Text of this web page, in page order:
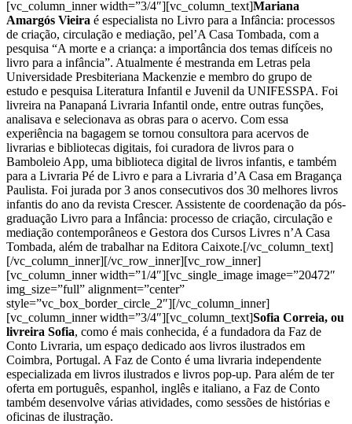
[vc_column_inner width=”3/4″][vc_column_text]Mariana
Amargós Vieira é especialista no Livro para a Infância: processos
de criação, circulação e mediação, pel’A Casa Tombada, com a
pesquisa “A morte e a criança: a importância dos temas difíceis no
livro para a infância”. Atualmente é mestranda em Letras pela
Universidade Presbiteriana Mackenzie e membro do grupo de
estudo e pesquisa Literatura Infantil e Juvenil da UNIFESSPA. Foi
livreira na Panapaná Livraria Infantil onde, entre outras funções,
analisava e selecionava as obras para o acervo. Com essa
experiência na bagagem se tornou consultora para acervos de
livrarias e bibliotecas digitais, foi curadora de livros para o
Bamboleio App, uma biblioteca digital de livros infantis, e também
para a Livraria Pé de Livro e para a Livraria d’A Casa em Bragança
Paulista. Foi jurada por 3 anos consecutivos dos 30 melhores livros
infantis do ano da revista Crescer. Assistente de coordenação da pós-
graduação Livro para a Infância: processo de criação, circulação e
mediação contemporâneos e Gestora dos Cursos Livres n’A Casa
Tombada, além de trabalhar na Editora Caixote.[/vc_column_text]
[/vc_column_inner][/vc_row_inner][vc_row_inner]
[vc_column_inner width=”1/4″][vc_single_image image=”20472″
img_size=”full” alignment=”center”
style=”vc_box_border_circle_2″][/vc_column_inner]
[vc_column_inner width=”3/4″][vc_column_text]Sofia Correia, ou
livreira Sofia, como é mais conhecida, é a fundadora da Faz de
Conto Livraria, um espaço dedicado aos livros ilustrados em
Coimbra, Portugal. A Faz de Conto é uma livraria independente
especializada em livros ilustrados e livros pop-up. Para além de ter
oferta em português, espanhol, inglês e italiano, a Faz de Conto
também desenvolve várias atividades, como sessões de histórias e
oficinas de ilustração.